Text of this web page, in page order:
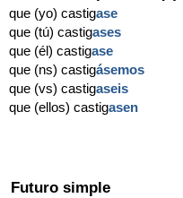
que (yo) castigase
que (tú) castigases
que (él) castigase
que (ns) castigásemos
que (vs) castigaseis
que (ellos) castigasen
Futuro simple